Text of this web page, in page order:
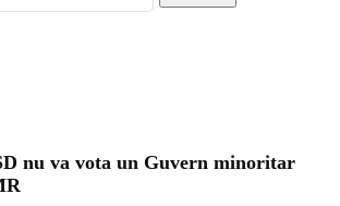
nu va vota un Guvern minoritar